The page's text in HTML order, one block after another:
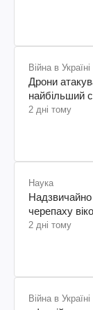
Війна в Україні
Дрони
найбільший
2 дні тому
Наука
Надзвичайно
черепаху
2 дні тому
Війна в Україні